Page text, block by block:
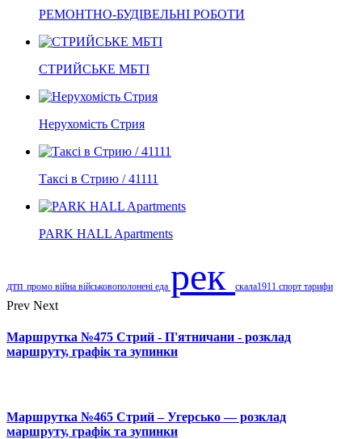
РЕМОНТНО-БУДІВЕЛЬНІ РОБОТИ
СТРИЙСЬКЕ МБТІ
Нерухомість Стрия
Таксі в Стрию / 41111
PARK HALL Apartments
дтп промо війна військовополонені еда рек скала1911 спорт тарифи
Prev Next
Маршрутка №475 Стрий - П'ятничани - розклад
маршруту, графік та зупинки
Маршрутка №465 Стрий – Угерсько — розклад
маршруту, графік та зупинки